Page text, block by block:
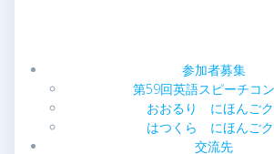
ゲ
シ
参加者募集
第59回英語スピーチコ
おおるり にほんご
はつくら にほんご
交流先